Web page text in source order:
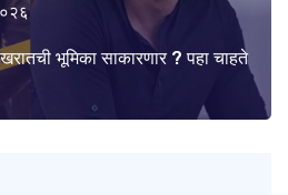
भूमिका साकारणार ? पहा चाहते